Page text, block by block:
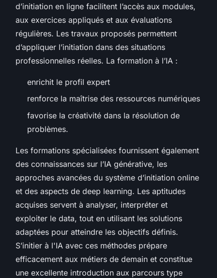
d’initiation en ligne facilitent l’accès aux modules,
aux exercices appliqués et aux évaluations
régulières. Les travaux proposés permettent
d’appliquer l’initiation dans des situations
professionnelles réelles. La formation à l’IA :
enrichit le profil expert
renforce la maîtrise des ressources numériques
favorise la créativité dans la résolution de
problèmes.
Les formations spécialisées fournissent également
des connaissances sur l’IA générative, les
approches avancées du système d’initiation online
et des aspects de deep learning. Les aptitudes
acquises servent à analyser, interpréter et
exploiter le data, tout en utilisant les solutions
adaptées pour atteindre les objectifs définis.
S’initier à l'IA avec ces méthodes prépare
efficacement aux métiers de demain et constitue
une excellente introduction aux parcours type